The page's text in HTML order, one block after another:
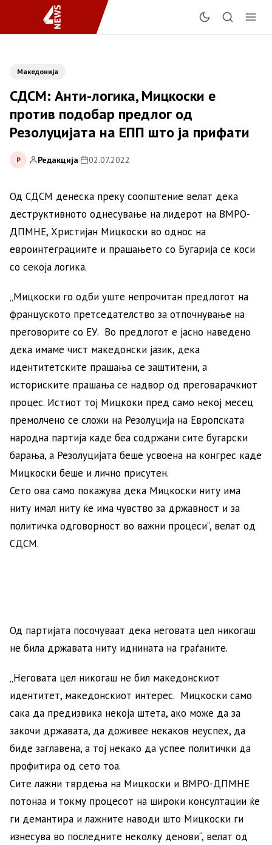
Македонија
СДСМ: Анти-логика, Мицкоски е
против подобар предлог од
Резолуцијата на ЕПП што ја прифати
Р Редакција| 02.07.2022
Од СДСМ денеска преку соопштение велат дека
деструктивното однесување на лидерот на ВМРО-
ДПМНЕ, Христијан Мицкоски во однос на
евроинтеграциите и прашањето со Бугарија се коси
со секоја логика.
„Мицкоски го одби уште непрочитан предлогот на
француското претседателство за отпочнување на
преговорите со ЕУ. Во предлогот е јасно наведено
дека имаме чист македонски јазик, дека
идентитетските прашања се заштитени, а
историските прашања се надвор од преговарачкиот
процес. Истиот тој Мицкоки пред само некој месец
премолчено се сложи на Резолуција на Европската
народна партија каде беа содржани сите бугарски
барања, а Резолуцијата беше усвоена на конгрес каде
Мицкоски беше и лично присутен.
Сето ова само покажува дека Мицкоски ниту има
ниту имал ниту ќе има чувство за државност и за
политичка одговорност во важни процеси“, велат од
СДСМ.
Од партијата посочуваат дека неговата цел никогаш
не била државата ниту иднината на граѓаните.
„Неговата цел никогаш не бил македонскиот
идентитет, македонскиот интерес. Мицкоски само
сака да предизвика некоја штета, ако може да за
закочи државата, да доживее некаков неуспех, да
биде заглавена, а тој некако да успее политички да
профитира од сето тоа.
Сите лажни тврдења на Мицкоски и ВМРО-ДПМНЕ
потонаа и токму процесот на широки консултации ќе
ги демантира и лажните наводи што Мицкоски ги
изнесува во последните неколку денови“, велат од